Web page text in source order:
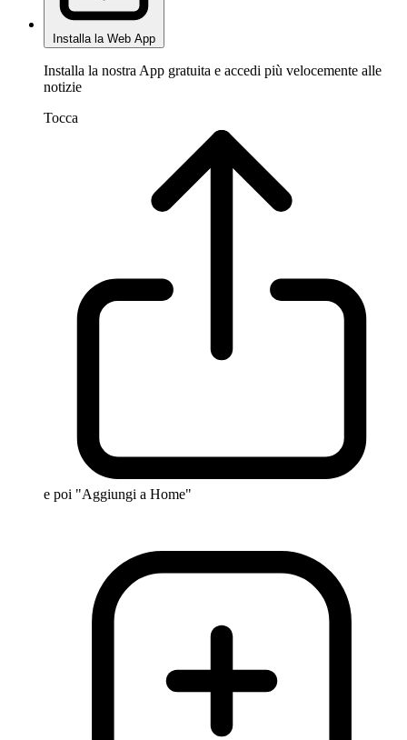
Installa la Web App
Installa la nostra App gratuita e accedi più velocemente alle
notizie
Tocca
e poi "Aggiungi a Home"